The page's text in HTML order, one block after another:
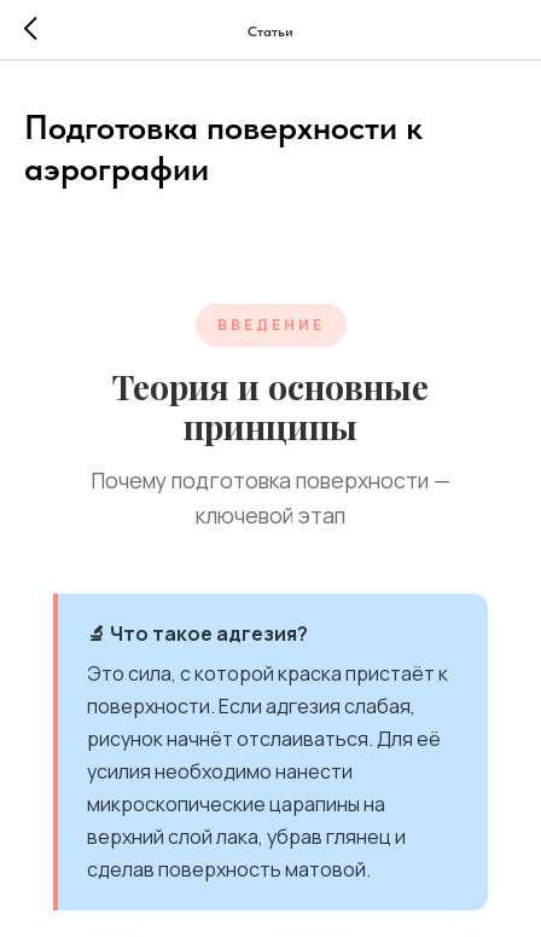
Статьи
Подготовка поверхности к
аэрографии
ВВЕДЕНИЕ
Теория и основные
принципы
Почему подготовка поверхности —
ключевой этап
🔬 Что такое адгезия?
Это сила, с которой краска пристаёт к
поверхности. Если адгезия слабая,
рисунок начнёт отслаиваться. Для её
усилия необходимо нанести
микроскопические царапины на
верхний слой лака, убрав глянец и
сделав поверхность матовой.